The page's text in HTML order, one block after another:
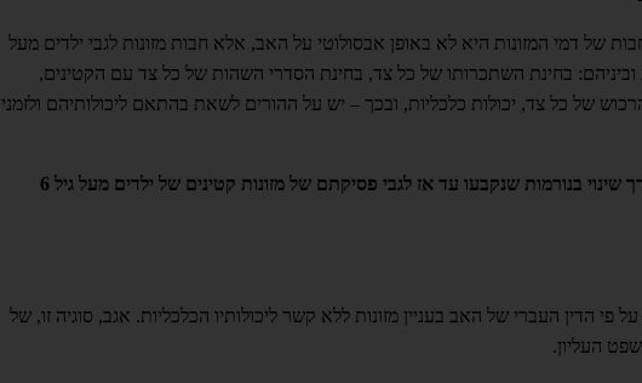
של דמי המזונות היא לא באופן אבסולוטי על האב, אלא חבות מזונות לגבי ילדים מעל
וביניהם: בחינת השתכרותו של כל צד, בחינת הסדרי השהות של כל צד עם הקטינים,
של כל צד, יכולות כלכליות, ובכך – יש על ההורים לשאת בהתאם ליכולותיהם ולזמני
פסק הדין משנת 2017 (בע"מ 919/15) בעצם ערך שינוי בנורמות שנקבעו עד אז לגבי פסיקתם של מזונות קטינים של ילדים מעל גיל 6
על פי הדין העברי של האב בעניין מזונות ללא קשר ליכולותיו הכלכליות. אגב, סוגיה זו, של